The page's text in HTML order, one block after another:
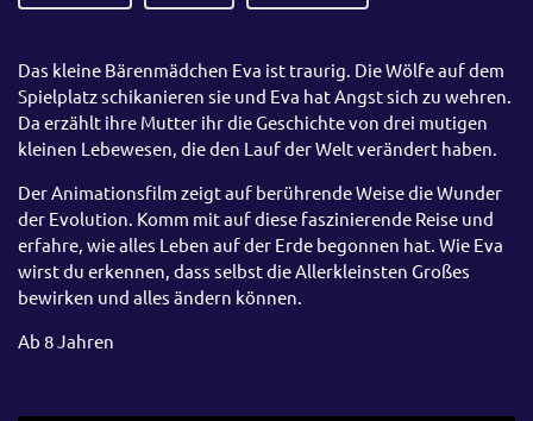
Das kleine Bärenmädchen Eva ist traurig. Die Wölfe auf dem
Spielplatz schikanieren sie und Eva hat Angst sich zu wehren.
Da erzählt ihre Mutter ihr die Geschichte von drei mutigen
kleinen Lebewesen, die den Lauf der Welt verändert haben.
Der Animationsfilm zeigt auf berührende Weise die Wunder
der Evolution. Komm mit auf diese faszinierende Reise und
erfahre, wie alles Leben auf der Erde begonnen hat. Wie Eva
wirst du erkennen, dass selbst die Allerkleinsten Großes
bewirken und alles ändern können.
Ab 8 Jahren